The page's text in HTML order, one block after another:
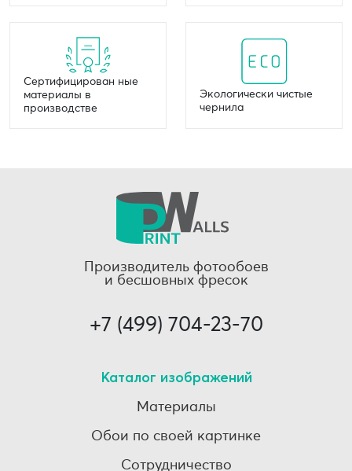
Сертифицирован ные
материалы в
производстве
Экологически чистые
чернила
Производитель фотообоев
и бесшовных фресок
+7 (499) 704-23-70
Каталог изображений
Материалы
Обои по своей картинке
Сотрудничество